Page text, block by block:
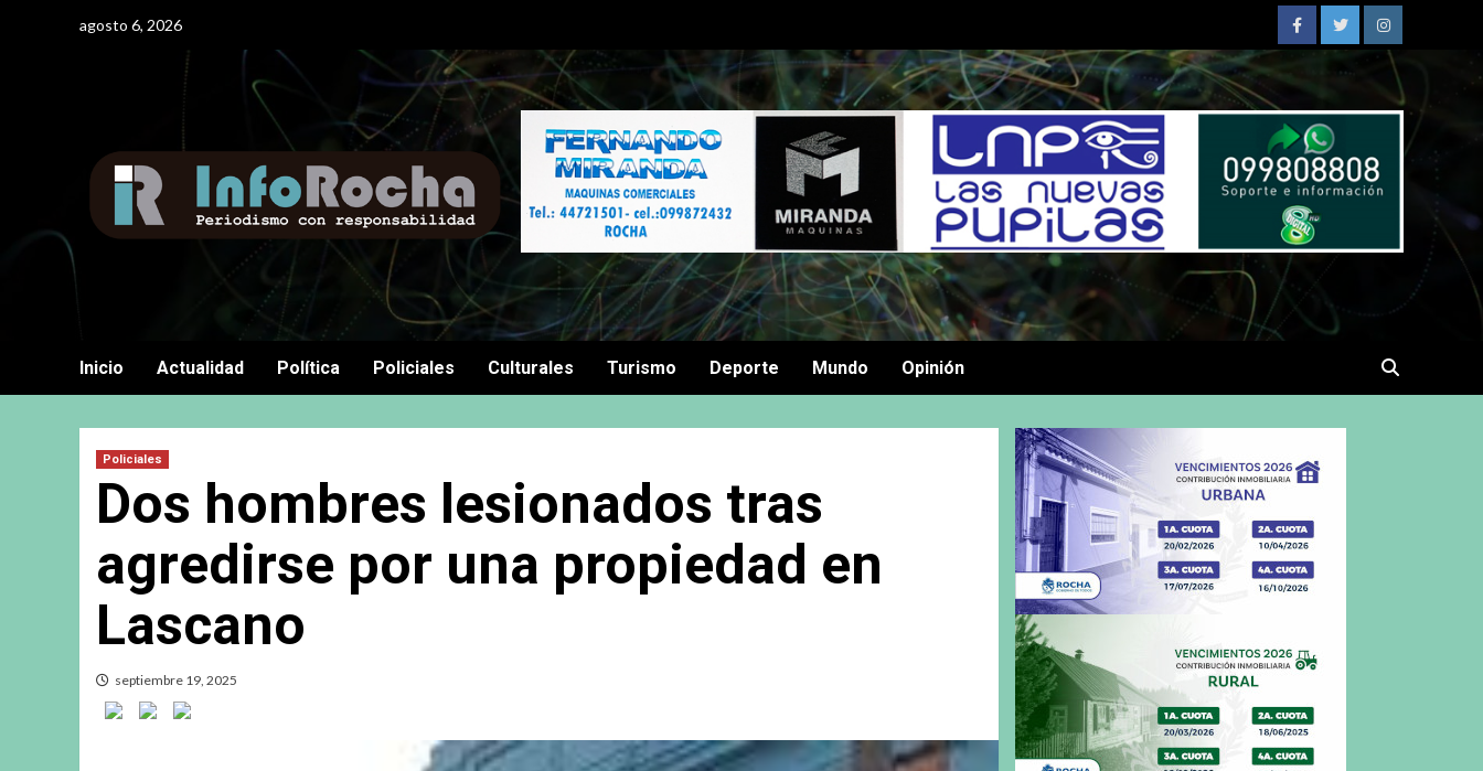
agosto 6, 2026
FacebookTwitterInstagram
Inicio Actualidad Política Policiales Culturales Turismo Deporte Mundo Opinión
Policiales
Dos hombres lesionados tras
agredirse por una propiedad en
Lascano
septiembre 19, 2025